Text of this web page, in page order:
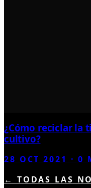
¿Cómo reciclar la
cultivo?
28 OCT 2021 ·0
← TODAS LAS